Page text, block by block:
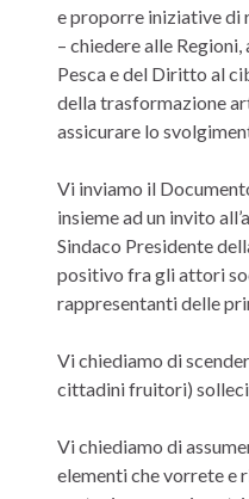
e proporre iniziative di
– chiedere alle
Pesca e del Diritto al
della trasformazione
assicurare lo
Vi inviamo il
insieme ad un invito
Sindaco Presidente
positivo fra gli attori
rappresentanti delle
Vi chiediamo di
cittadini fruitori)
Vi chiediamo di
elementi che vorrete e